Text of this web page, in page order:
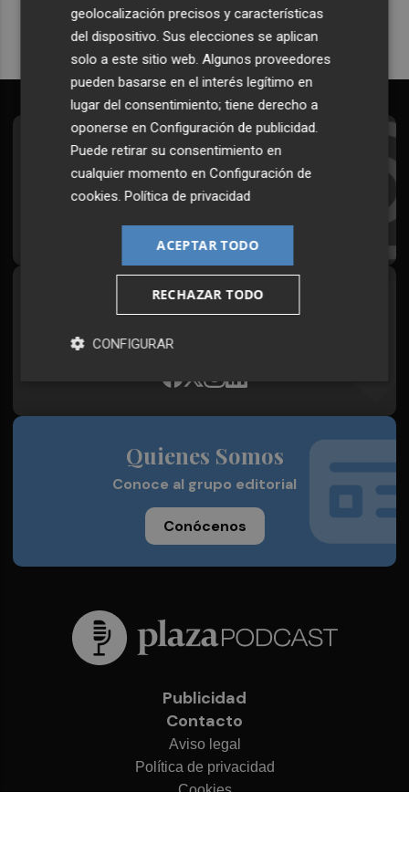
Suscríbete al Boletín
Todos los días a primera hora en tu email
¡Quiero suscribirme!
Síguenos en redes
Plaza Podcast, desde cualquier medio
Quienes Somos
Conoce al grupo editorial
Conócenos
Publicidad
Contacto
Aviso legal
Política de privacidad
Cookies
geolocalización precisos y características
del dispositivo. Sus elecciones se aplican
solo a este sitio web. Algunos proveedores
pueden basarse en el interés legítimo en
lugar del consentimiento; tiene derecho a
oponerse enConfiguración de publicidad.
Puede retirar su consentimiento en
cualquier momento enConfiguración de
cookies.Política de privacidad
ACEPTAR TODO
RECHAZAR TODO
CONFIGURAR